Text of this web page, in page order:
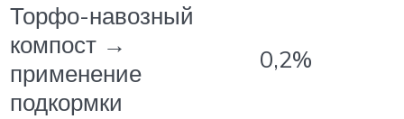
Торфо-навозный
компост →
применение
подкормки
0,2%